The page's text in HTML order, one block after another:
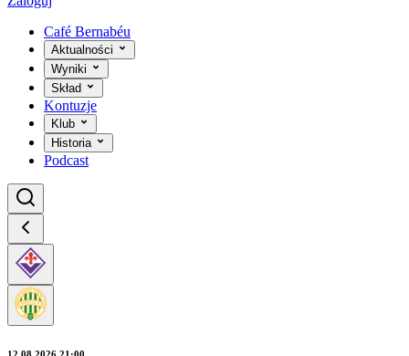
Café Bernabéu
Aktualności
Wyniki
Skład
Kontuzje
Klub
Historia
Podcast